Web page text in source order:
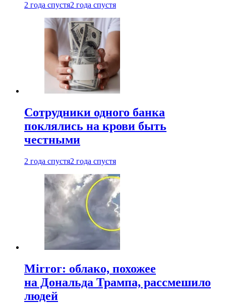
2 года спустя2 года спустя
Сотрудники одного банка
поклялись на крови быть
честными
2 года спустя2 года спустя
Mirror: облако, похожее
на Дональда Трампа, рассмешило
людей